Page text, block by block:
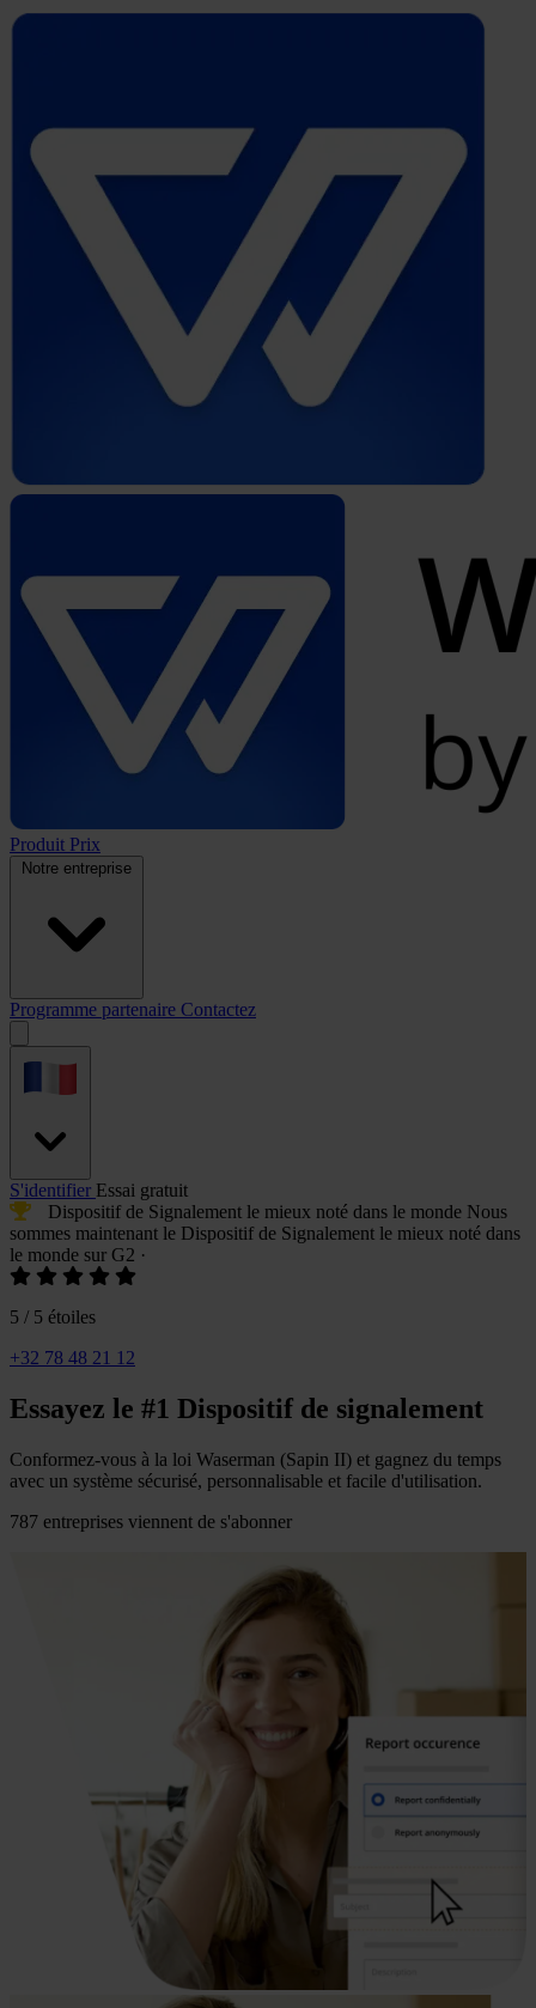
Whistleblower
Produit Prix
Notre entreprise
Programme partenaire Contactez
menu
S'identifier Essai gratuit
Dispositif de Signalement le mieux noté dans le monde Nous
sommes maintenant le Dispositif de Signalement le mieux noté dans
le monde sur G2 ·
5 / 5 étoiles
+32 78 48 21 12
Essayez le #1 Dispositif de signalement
Conformez-vous à la loi Waserman (Sapin II) et gagnez du temps
avec un système sécurisé, personnalisable et facile d'utilisation.
787 entreprises viennent de s'abonner